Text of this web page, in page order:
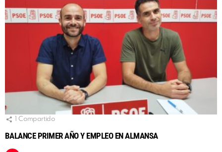
Compartido
BALANCE PRIMER AÑO Y EMPLEO EN ALMANSA